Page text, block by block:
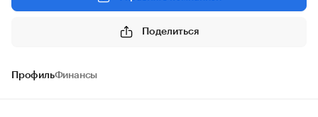
Поделиться
ПрофильФинансы